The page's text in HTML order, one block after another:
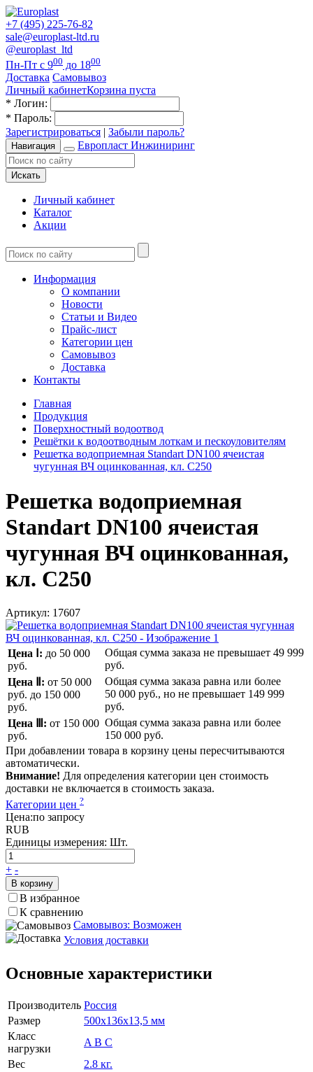
+7 (495) 225-76-82
sale@europlast-ltd.ru
@europlast_ltd
Пн-Пт с 900 до 1800
Доставка Самовывоз
Личный кабинетКорзина пуста
* Логин:
* Пароль:
Зарегистрироваться | Забыли пароль?
Навигация Европласт Инжиниринг
Искать
Личный кабинет
Каталог
Акции
Информация
О компании
Новости
Статьи и Видео
Прайс-лист
Категории цен
Самовывоз
Доставка
Контакты
Главная
Продукция
Поверхностный водоотвод
Решётки к водоотводным лоткам и пескоуловителям
Решетка водоприемная Standart DN100 ячеистая
чугунная ВЧ оцинкованная, кл. С250
Решетка водоприемная
Standart DN100 ячеистая
чугунная ВЧ оцинкованная,
кл. С250
Артикул: 17607
Цена Ⅰ: до 50 000
руб.
Общая сумма заказа не превышает 49 999
руб.
Цена Ⅱ: от 50 000
руб. до 150 000
руб.
Общая сумма заказа равна или более
50 000 руб., но не превышает 149 999
руб.
Цена Ⅲ: от 150 000
руб.
Общая сумма заказа равна или более
150 000 руб.
При добавлении товара в корзину цены пересчитываются
автоматически.
Внимание! Для определения категории цен стоимость
доставки не включается в стоимость заказа.
Категории цен ?
Цена:по запросу
RUB
Единицы измерения: Шт.
+ -
В корзину
В избранное
К сравнению
Самовывоз: Возможен
Условия доставки
Основные характеристики
Производитель Россия
Размер
500x136x13,5 мм
Класс
нагрузки
A B C
Вес
2.8 кг.